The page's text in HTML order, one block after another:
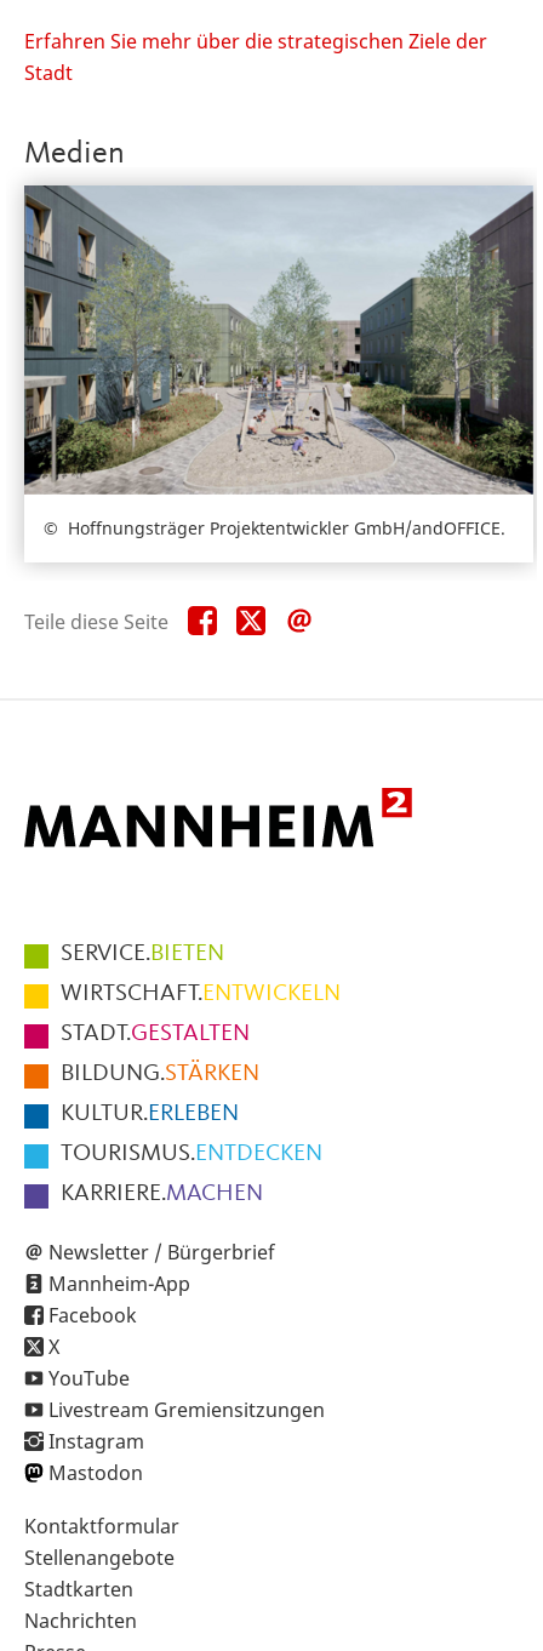
Erfahren Sie mehr über die strategischen Ziele der
Stadt
Medien
Hoffnungsträger Projektentwickler GmbH/andOFFICE.
Teile diese Seite Teile
diese
Teile
diese
Hauptmenüpunkte
im
Fußbereich
der
Seite
SERVICE.BIETEN
WIRTSCHAFT.ENTWICKELN
STADT.GESTALTEN
BILDUNG.STÄRKEN
KULTUR.ERLEBEN
TOURISMUS.ENTDECKEN
KARRIERE.MACHEN
Newsletter / Bürgerbrief
Mannheim-App
Facebook
X
YouTube
Livestream Gremiensitzungen
Instagram
Mastodon
Sekundärnavigation
im
Fußbereich
Kontaktformular
Stellenangebote
Stadtkarten
Nachrichten